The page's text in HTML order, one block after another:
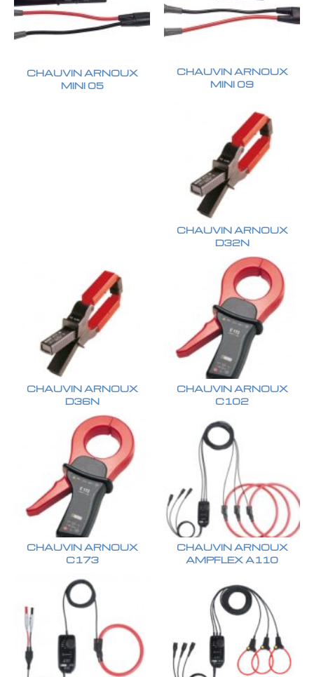
CHAUVIN ARNOUX
MINI 05
CHAUVIN ARNOUX
MINI 09
CHAUVIN ARNOUX
D32N
CHAUVIN ARNOUX
D36N
CHAUVIN ARNOUX
C102
CHAUVIN ARNOUX
C173
CHAUVIN ARNOUX
AMPFLEX A110